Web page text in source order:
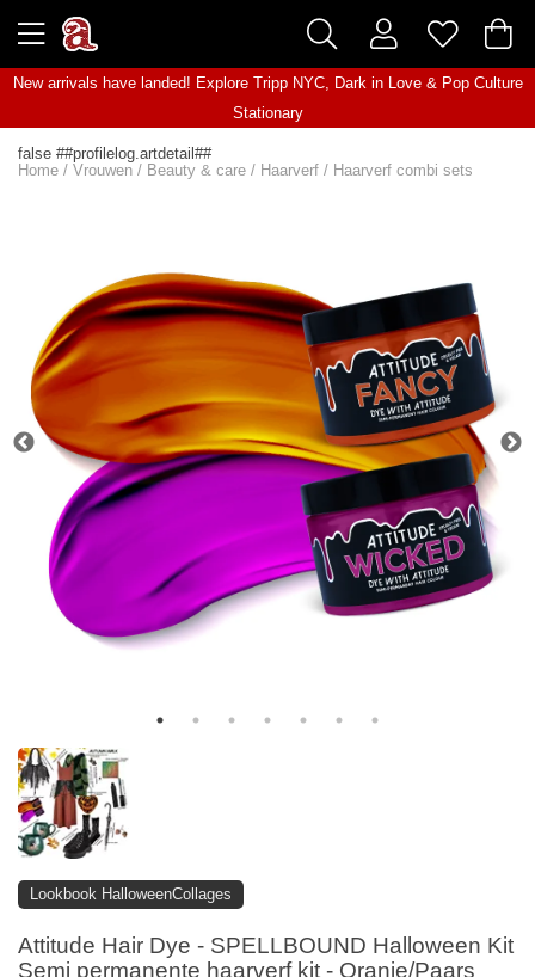
New arrivals have landed! Explore Tripp NYC, Dark in Love& Pop Culture
Stationary
false ##profilelog.artdetail##
Home / Vrouwen / Beauty & care / Haarverf / Haarverf combi sets
Lookbook HalloweenCollages
Attitude Hair Dye - SPELLBOUND Halloween Kit
Semi permanente haarverf kit - Oranje/Paars